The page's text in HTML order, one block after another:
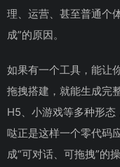
理、运营、甚至普通个
成”的原因。
如果有一个工具，能让
拖拽搭建，就能生成完
H5、小游戏等多种形
哒正是这样一个零代码
成“可对话、可拖拽”的